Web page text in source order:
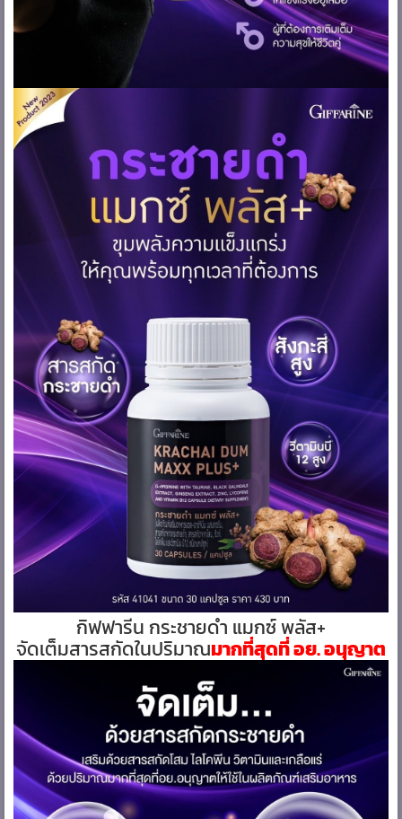
กิฟฟารีน กระชายดำ แมกซ์ พลัส+
จัดเต็มสารสกัดในปริมาณมากที่สุดที่ อย. อนุญาต